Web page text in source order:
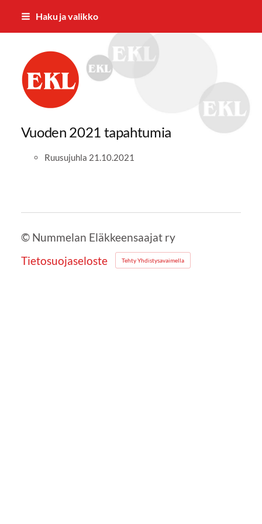
Siirry
Haku ja valikko
Nummelan Eläkkeensaajat ry
Vuoden 2021 tapahtumia
Ruusujuhla 21.10.2021
© Nummelan Eläkkeensaajat ry
Tietosuojaseloste
Tehty Yhdistysavaimella